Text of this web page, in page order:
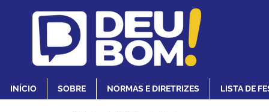
INÍCIO SOBRE NORMAS E DIRETRIZES LISTA DE